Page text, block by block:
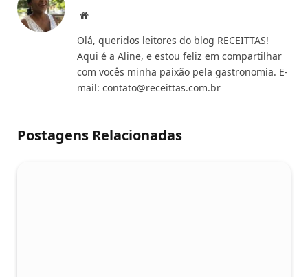
Website
Olá, queridos leitores do blog RECEITTAS!
Aqui é a Aline, e estou feliz em compartilhar
com vocês minha paixão pela gastronomia. E-
mail: contato@receittas.com.br
Postagens Relacionadas